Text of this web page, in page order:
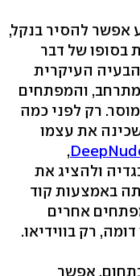
אפשר להסיר בנקל,
בסופו של דבר
העיקרית
והמפתחים
רק לפני כמה
את עצמו
,
ולהציג את
באמצעות קוד
אחרים
רק בווידיאו.
אפשר